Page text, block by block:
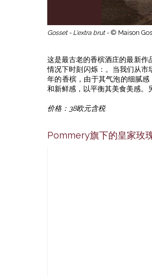
Gosset - L'extra brut - © Maison
这是最古老的香槟酒庄的最新
情况下时刻闪烁：。当我们从
年的香槟，由于其气泡的细腻
和新鲜感，以平衡其美食美感。
价格：38欧元含税
Pommery旗下的皇家玫